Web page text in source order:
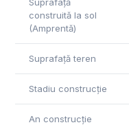
construită la sol
(Amprentă)
Suprafață teren
Stadiu construcție
An construcție